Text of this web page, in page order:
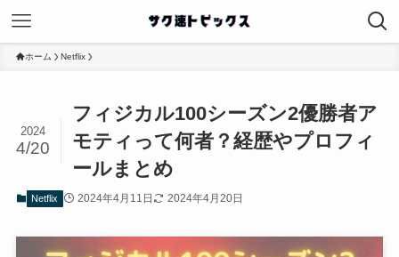
ホーム Netflix
フィジカル100シーズン2優勝者ア
モティって何者？経歴やプロフィ
ールまとめ
2024
4/20
Netflix 2024年4月11日 2024年4月20日